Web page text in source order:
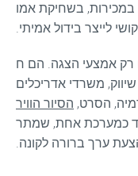
במכירות, בשחיקת אמו
לייצר בידול אמיתי.
רק אמצעי הצגה. הם ח
הסרט, הסיור הוויר
כמערכת אחת, שמתר
ערך ברורה לקונה.